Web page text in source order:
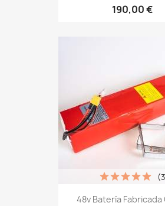
190,00 €
48v Batería Fabricada